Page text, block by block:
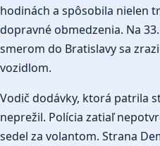
hodinách a spôsobila nielen
dopravné obmedzenia. Na
smerom do Bratislavy sa
vozidlom.
Vodič dodávky, ktorá patrila
neprežil. Polícia zatiaľ
sedel za volantom. Strana